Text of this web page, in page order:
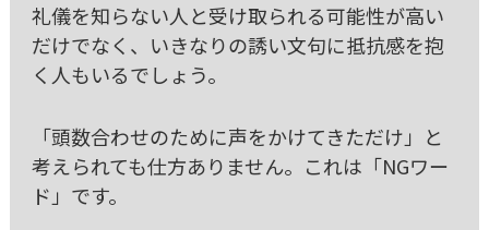
礼儀を知らない人と受け取られる可能性が高い
だけでなく、いきなりの誘い文句に抵抗感を抱
く人もいるでしょう。
「頭数合わせのために声をかけてきただけ」と
考えられても仕方ありません。これは「NGワー
ド」です。